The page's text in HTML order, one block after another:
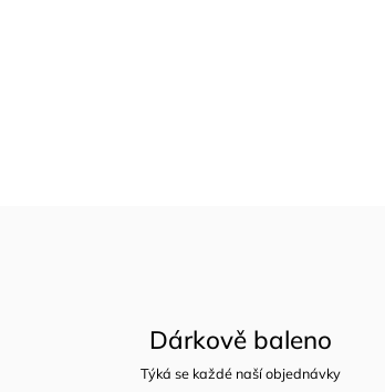
Dárkově baleno
Týká se každé naší objednávky